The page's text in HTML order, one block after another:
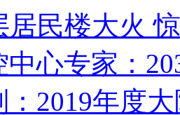
居民楼大火
中心专家：
2019年度